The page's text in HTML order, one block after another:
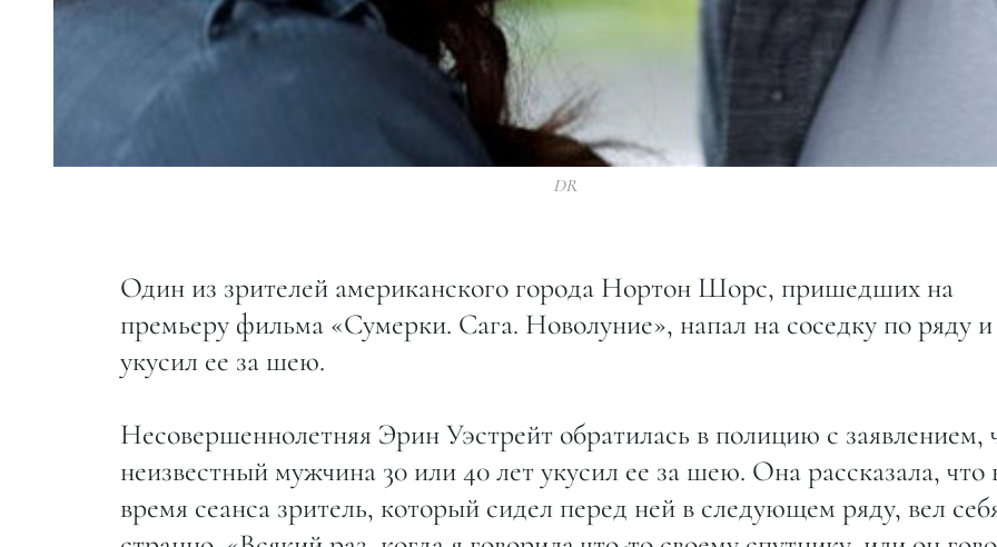
DR
Один из зрителей американского города Нортон Шорс, пришедших на
премьеру фильма «Сумерки. Сага. Новолуние», напал на соседку по ряду и
укусил ее за шею.
Несовершеннолетняя Эрин Уэстрейт обратилась в полицию с заявлением,
неизвестный мужчина 30 или 40 лет укусил ее за шею. Она рассказала, что
время сеанса зритель, который сидел перед ней в следующем ряду, вел